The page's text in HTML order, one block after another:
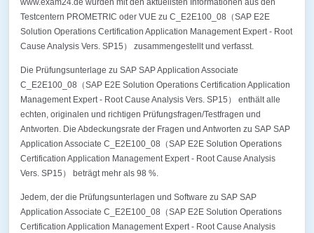
www.exam24.de wurden mit den aktuellsten Informationen aus den
Testcentern PROMETRIC oder VUE zu C_E2E100_08（SAP E2E
Solution Operations Certification Application Management Expert - Root
Cause Analysis Vers. SP15） zusammengestellt und verfasst.
Die Prüfungsunterlage zu SAP SAP Application Associate
C_E2E100_08（SAP E2E Solution Operations Certification Application
Management Expert - Root Cause Analysis Vers. SP15） enthält alle
echten, originalen und richtigen Prüfungsfragen/Testfragen und
Antworten. Die Abdeckungsrate der Fragen und Antworten zu SAP SAP
Application Associate C_E2E100_08（SAP E2E Solution Operations
Certification Application Management Expert - Root Cause Analysis
Vers. SP15） beträgt mehr als 98 %.
Jedem, der die Prüfungsunterlagen und Software zu SAP SAP
Application Associate C_E2E100_08（SAP E2E Solution Operations
Certification Application Management Expert - Root Cause Analysis